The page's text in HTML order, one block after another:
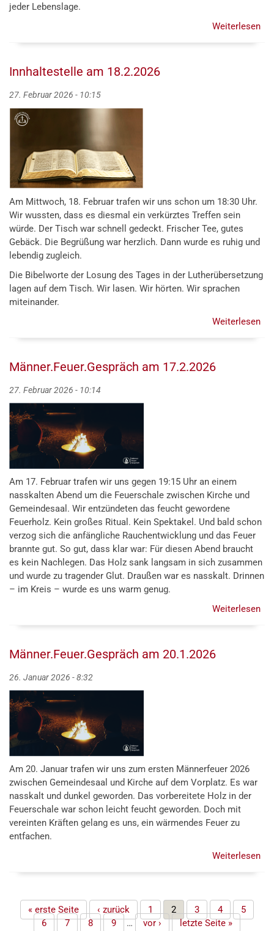
jeder Lebenslage.
Weiterlesen
Innhaltestelle am 18.2.2026
27. Februar 2026 - 10:15
Am Mittwoch, 18. Februar trafen wir uns schon um 18:30 Uhr.
Wir wussten, dass es diesmal ein verkürztes Treffen sein
würde. Der Tisch war schnell gedeckt. Frischer Tee, gutes
Gebäck. Die Begrüßung war herzlich. Dann wurde es ruhig und
lebendig zugleich.
Die Bibelworte der Losung des Tages in der Lutherübersetzung
lagen auf dem Tisch. Wir lasen. Wir hörten. Wir sprachen
miteinander.
Weiterlesen
Männer.Feuer.Gespräch am 17.2.2026
27. Februar 2026 - 10:14
Am 17. Februar trafen wir uns gegen 19:15 Uhr an einem
nasskalten Abend um die Feuerschale zwischen Kirche und
Gemeindesaal. Wir entzündeten das feucht gewordene
Feuerholz. Kein großes Ritual. Kein Spektakel. Und bald schon
verzog sich die anfängliche Rauchentwicklung und das Feuer
brannte gut. So gut, dass klar war: Für diesen Abend braucht
es kein Nachlegen. Das Holz sank langsam in sich zusammen
und wurde zu tragender Glut. Draußen war es nasskalt. Drinnen
– im Kreis – wurde es uns warm genug.
Weiterlesen
Männer.Feuer.Gespräch am 20.1.2026
26. Januar 2026 - 8:32
Am 20. Januar trafen wir uns zum ersten Männerfeuer 2026
zwischen Gemeindesaal und Kirche auf dem Vorplatz. Es war
nasskalt und dunkel geworden. Das vorbereitete Holz in der
Feuerschale war schon leicht feucht geworden. Doch mit
vereinten Kräften gelang es uns, ein wärmendes Feuer zu
entfachen.
Weiterlesen
Seiten
« erste Seite ‹ zurück 1 2 3 4
5
6
7 8 9 … vor › letzte Seite »